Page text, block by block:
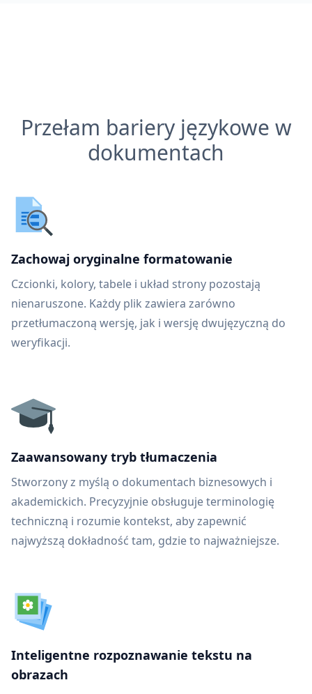
Przełam bariery językowe w
dokumentach
Zachowaj oryginalne formatowanie
Czcionki, kolory, tabele i układ strony pozostają
nienaruszone. Każdy plik zawiera zarówno
przetłumaczoną wersję, jak i wersję dwujęzyczną do
weryfikacji.
Zaawansowany tryb tłumaczenia
Stworzony z myślą o dokumentach biznesowych i
akademickich. Precyzyjnie obsługuje terminologię
techniczną i rozumie kontekst, aby zapewnić
najwyższą dokładność tam, gdzie to najważniejsze.
Inteligentne rozpoznawanie tekstu na
obrazach